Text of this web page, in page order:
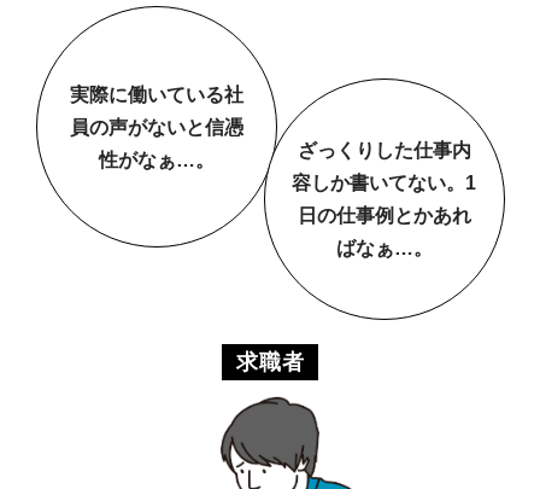
実際に働いている社
員の声がないと信憑
性がなぁ…。
ざっくりした仕事内
容しか書いてない。1
日の仕事例とかあれ
ばなぁ…。
求職者